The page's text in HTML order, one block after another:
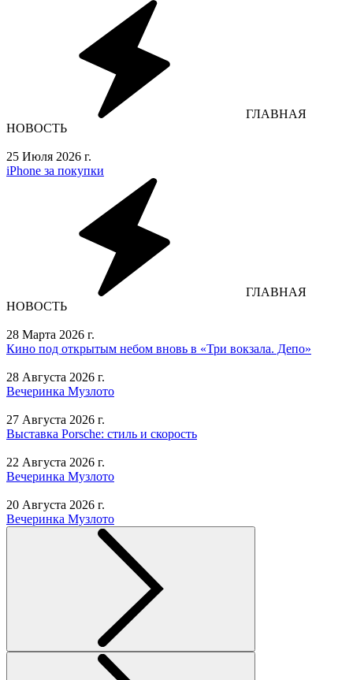
ГЛАВНАЯ
НОВОСТЬ
25 Июля 2026 г.
iPhone за покупки
ГЛАВНАЯ
НОВОСТЬ
28 Марта 2026 г.
Кино под открытым небом вновь в «Три вокзала. Депо»
28 Августа 2026 г.
Вечеринка Музлото
27 Августа 2026 г.
Выставка Porsche: стиль и скорость
22 Августа 2026 г.
Вечеринка Музлото
20 Августа 2026 г.
Вечеринка Музлото